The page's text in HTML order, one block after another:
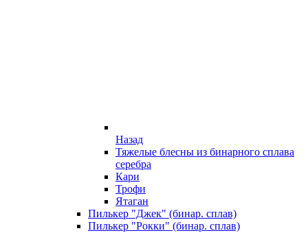
Назад
Тяжелые блесны из бинарного сплава
серебра
Кари
Трофи
Ятаган
Пилькер "Джек" (бинар. сплав)
Пилькер "Рокки" (бинар. сплав)